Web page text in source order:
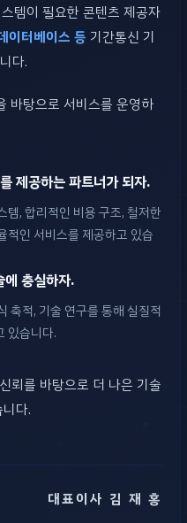
템이 필요한 콘텐츠 제공자
이터베이스 등 기간통신 기
다.
바탕으로 서비스를 운영하
제공하는 파트너가 되자.
, 합리적인 비용 구조, 철저한
적인 서비스를 제공하고 있습
에 충실하자.
축적, 기술 연구를 통해 실질적
있습니다.
뢰를 바탕으로 더 나은 기술
다.
대표이사 김 재 홍